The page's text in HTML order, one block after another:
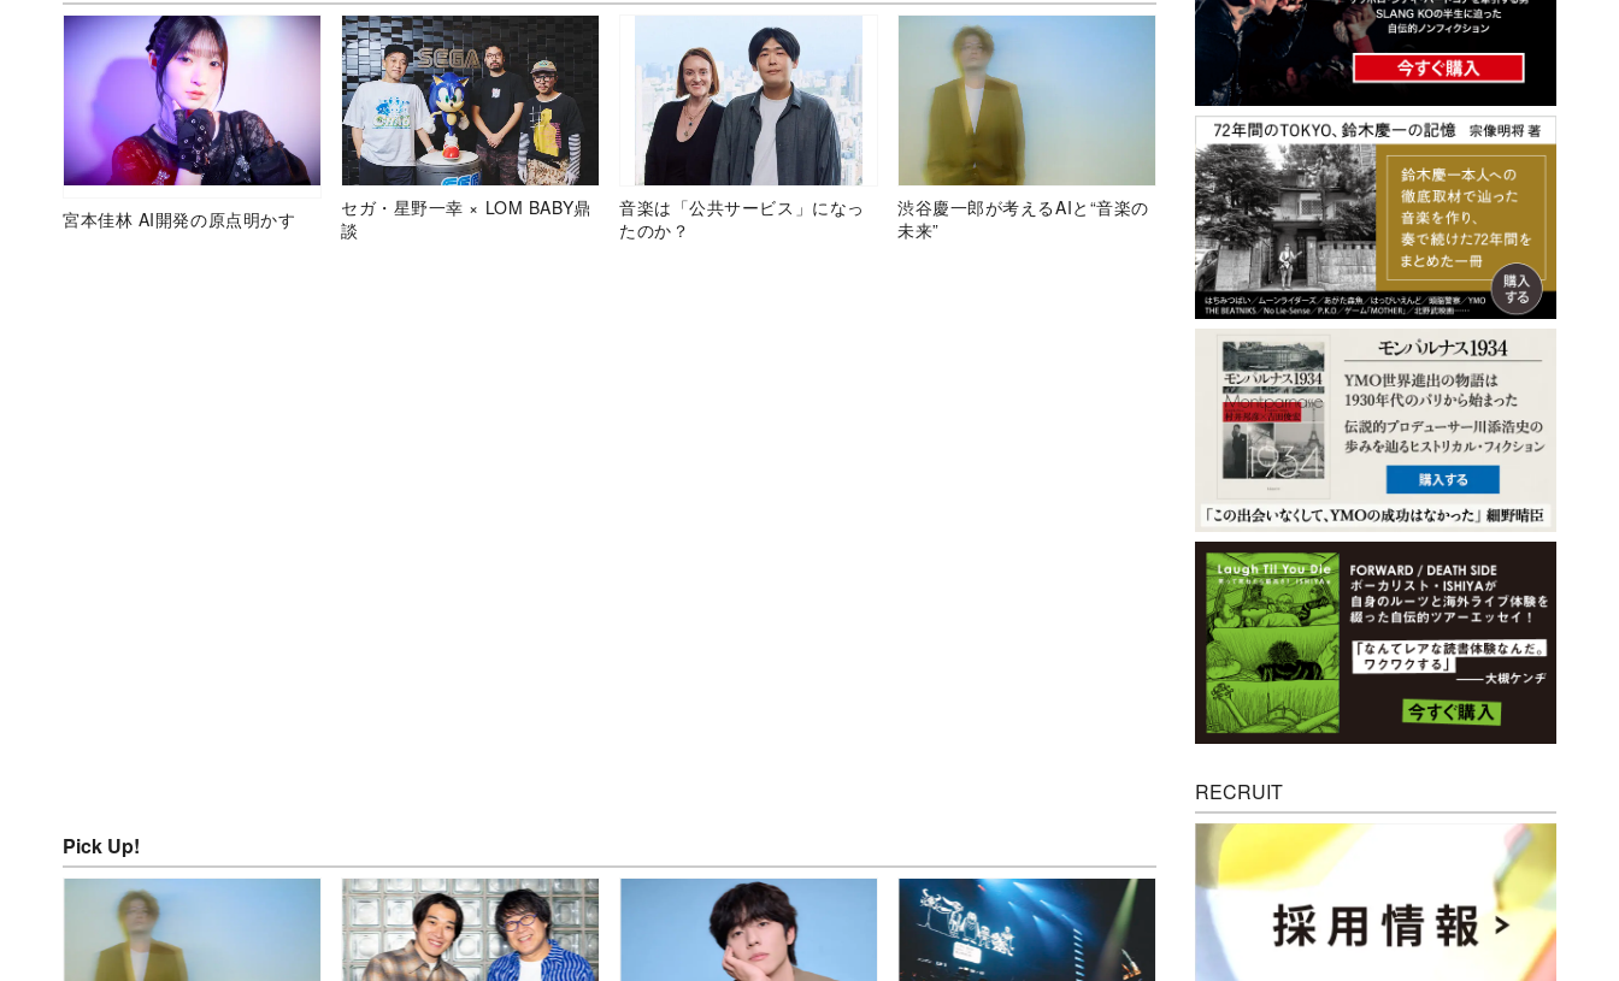
宮本佳林 AI開発の原点明かす
セガ・星野一幸 × LOM BABY鼎
談
音楽は「公共サービス」になっ
たのか？
渋谷慶一郎が考えるAIと“音楽の
未来”
Pick Up!
RECRUIT